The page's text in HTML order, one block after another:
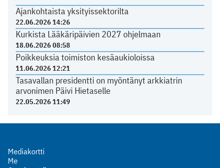
Ajankohtaista yksityissektorilta
22.06.2026 14:26
Kurkista Lääkäripäivien 2027 ohjelmaan
18.06.2026 08:58
Poikkeuksia toimiston kesäaukioloissa
11.06.2026 12:21
Tasavallan presidentti on myöntänyt arkkiatrin
arvonimen Päivi Hietaselle
22.05.2026 11:49
Mediakortti
Me